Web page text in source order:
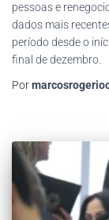
pessoas e
dados mais
período desde o
final de dezembro.
Por